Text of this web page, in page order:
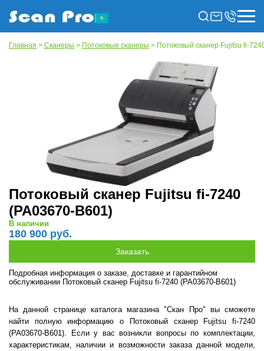
Главная > Сканеры > Потоковые сканеры > Потоковый сканер Fujitsu fi-
Потоковый сканер Fujitsu fi-7240
(PA03670-B601)
В наличии
180 900 руб.
Подробная информация о заказе, доставке и гарантийном
обслуживании Потоковый сканер Fujitsu fi-7240 (PA03670-B601)
На данной странице каталога магазина "Скан Про" вы сможете
найти полную информацию о Потоковый сканер Fujitsu fi-7240
(PA03670-B601). Если у вас возникли вопросы по комплектации,
характеристикам, наличии и возможности заказа данной модели,